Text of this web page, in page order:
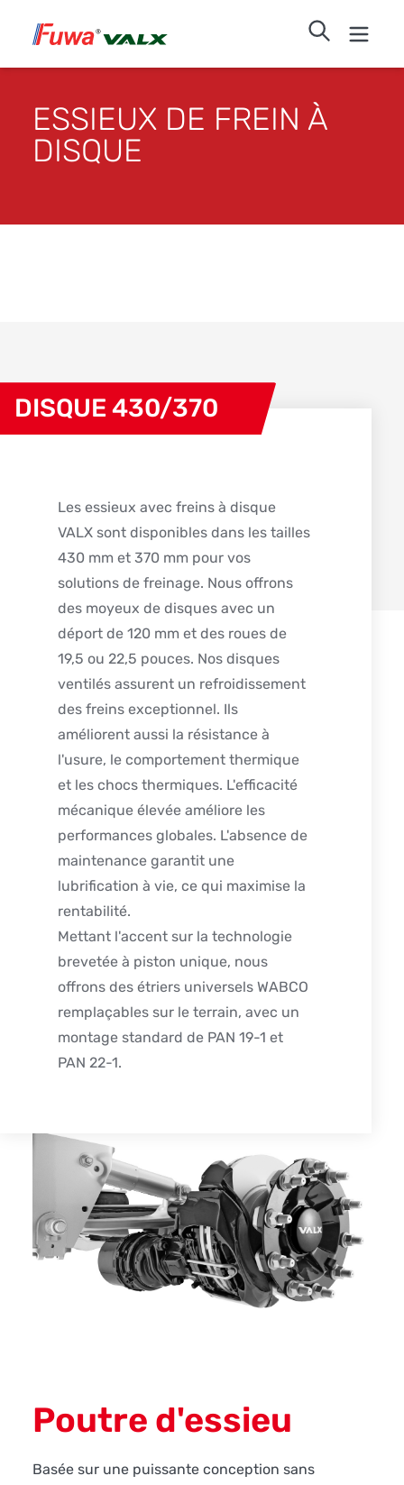
ESSIEUX DE FREIN À
DISQUE
DISQUE 430/370
Les essieux avec freins à disque
VALX sont disponibles dans les tailles
430 mm et 370 mm pour vos
solutions de freinage. Nous offrons
des moyeux de disques avec un
déport de 120 mm et des roues de
19,5 ou 22,5 pouces. Nos disques
ventilés assurent un refroidissement
des freins exceptionnel. Ils
améliorent aussi la résistance à
l'usure, le comportement thermique
et les chocs thermiques. L'efficacité
mécanique élevée améliore les
performances globales. L'absence de
maintenance garantit une
lubrification à vie, ce qui maximise la
rentabilité.
Mettant l'accent sur la technologie
brevetée à piston unique, nous
offrons des étriers universels WABCO
remplaçables sur le terrain, avec un
montage standard de PAN 19-1 et
PAN 22-1.
Poutre d'essieu
Basée sur une puissante conception sans